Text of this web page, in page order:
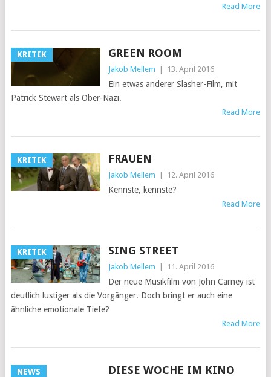
Read More
KRITIK GREEN ROOM
Jakob Mellem 13. April 2016
Ein etwas anderer Slasher-Film, mit
Patrick Stewart als Ober-Nazi.
Read More
KRITIK FRAUEN
Jakob Mellem 12. April 2016
Kennste, kennste?
Read More
KRITIK SING STREET
Jakob Mellem 11. April 2016
Der neue Musikfilm von John Carney ist
deutlich lustiger als die Vorgänger. Doch bringt er auch eine
ähnliche emotionale Tiefe?
Read More
NEWS
DIESE WOCHE IM KINO